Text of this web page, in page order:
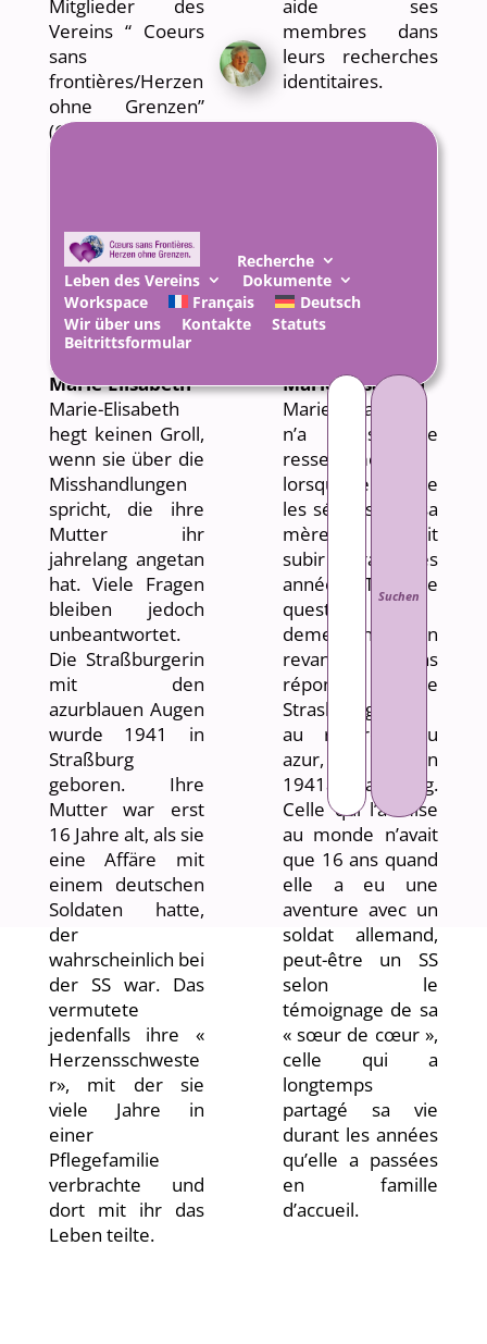
Recherche
Leben des Vereins
Dokumente
Workspace
Français
Deutsch
Wir über uns
Kontakte
Statuts
Beitrittsformular
Suchen
nach:
Mitglieder des
Vereins “ Coeurs
sans
frontières/Herzen
ohne Grenzen”
(CSF/HOG), der
Identitätssuche
hilft.
aide ses
membres dans
leurs recherches
identitaires.
Marie-Élisabeth
Marie-Elisabeth
hegt keinen Groll,
wenn sie über die
Misshandlungen
spricht, die ihre
Mutter ihr
jahrelang angetan
hat. Viele Fragen
bleiben jedoch
unbeantwortet.
Die Straßburgerin
mit den
azurblauen Augen
wurde 1941 in
Straßburg
geboren. Ihre
Mutter war erst
16 Jahre alt, als sie
eine Affäre mit
einem deutschen
Soldaten hatte,
der
wahrscheinlich bei
der SS war. Das
vermutete
jedenfalls ihre «
Herzensschweste
r», mit der sie
viele Jahre in
einer
Pflegefamilie
verbrachte und
dort mit ihr das
Leben teilte.
Cliquer sur
l’image pour
l’agrandir.
*
Marie-Élisabeth
Marie-Élisabeth
n’a pas de
ressentiment
lorsqu’elle évoque
les sévices que sa
mère lui a fait
subir durant des
années. Tant de
questions
demeurent en
revanche sans
réponse. Cette
Strasbourgeoise,
au regard bleu
azur, est née en
1941à Strasbourg.
Celle qui l’a mise
au monde n’avait
que 16 ans quand
elle a eu une
aventure avec un
soldat allemand,
peut-être un SS
selon le
témoignage de sa
« sœur de cœur »,
celle qui a
longtemps
partagé sa vie
durant les années
qu’elle a passées
en famille
d’accueil.